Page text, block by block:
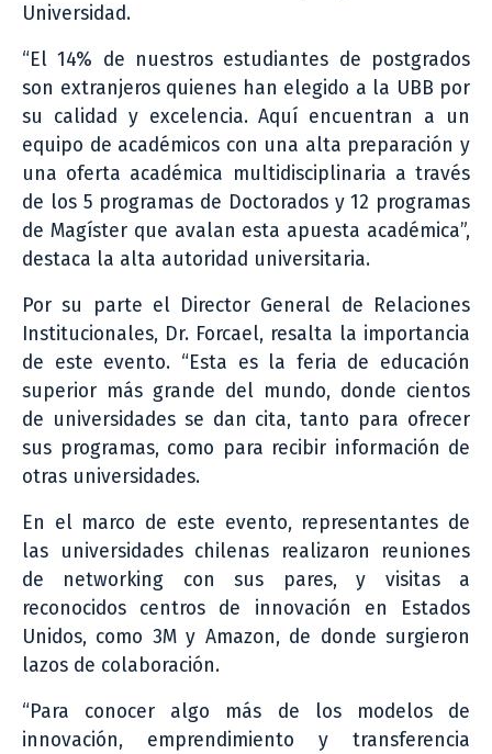
Universidad.
“El 14% de nuestros estudiantes de postgrados
son extranjeros quienes han elegido a la UBB por
su calidad y excelencia. Aquí encuentran a un
equipo de académicos con una alta preparación y
una oferta académica multidisciplinaria a través
de los 5 programas de Doctorados y 12 programas
de Magíster que avalan esta apuesta académica”,
destaca la alta autoridad universitaria.
Por su parte el Director General de Relaciones
Institucionales, Dr. Forcael, resalta la importancia
de este evento. “Esta es la feria de educación
superior más grande del mundo, donde cientos
de universidades se dan cita, tanto para ofrecer
sus programas, como para recibir información de
otras universidades.
En el marco de este evento, representantes de
las universidades chilenas realizaron reuniones
de networking con sus pares, y visitas a
reconocidos centros de innovación en Estados
Unidos, como 3M y Amazon, de donde surgieron
lazos de colaboración.
“Para conocer algo más de los modelos de
innovación, emprendimiento y transferencia